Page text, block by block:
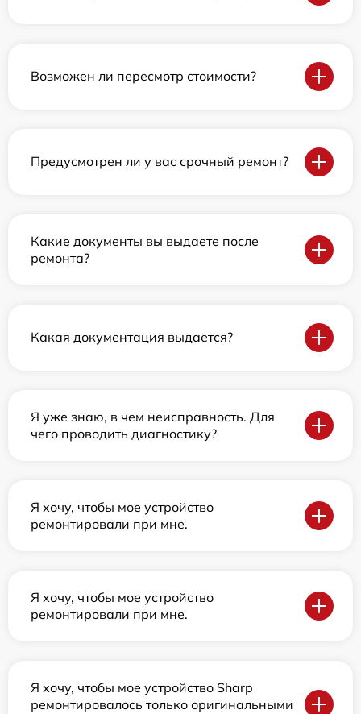
Возможен ли пересмотр стоимости?
Предусмотрен ли у вас срочный ремонт?
Какие документы вы выдаете после
ремонта?
Какая документация выдается?
Я уже знаю, в чем неисправность. Для
чего проводить диагностику?
Я хочу, чтобы мое устройство
ремонтировали при мне.
Я хочу, чтобы мое устройство
ремонтировали при мне.
Я хочу, чтобы мое устройство Sharp
ремонтировалось только оригинальными